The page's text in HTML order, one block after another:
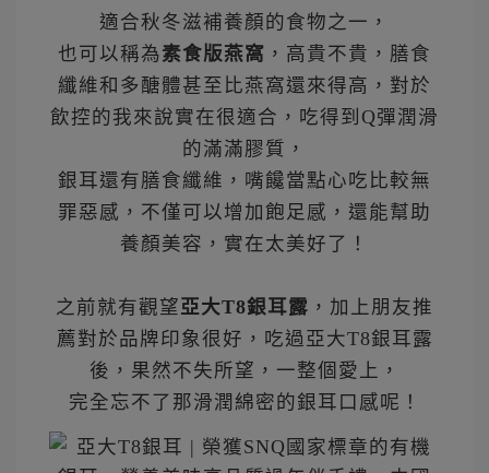
適合秋冬滋補養顏的食物之一，
也可以稱為素食版燕窩 ，高貴不貴，膳食
纖維和多醣體甚至比燕窩還來得高，對於
飲控的我來說實在很適合，吃得到Q彈潤滑
的滿滿膠質，
銀耳還有膳食纖維，嘴饞當點心吃比較無
罪惡感，不僅可以增加飽足感，還能幫助
養顏美容，實在太美好了！
之前就有觀望亞大T8銀耳露 ，加上朋友推
薦對於品牌印象很好，吃過亞大T8銀耳露
後，果然不失所望，一整個愛上，
完全忘不了那滑潤綿密的銀耳口感呢！